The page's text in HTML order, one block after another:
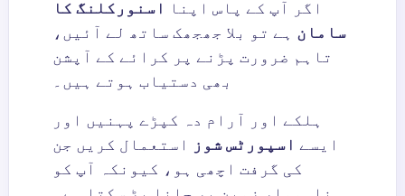
اگر آپ کے پاس اپنا
اسنورکلنگ کا
سامان ہے تو بلا جھجھک ساتھ لے آئیں،
تاہم ضرورت پڑنے پر کرائے کے آپشن
بھی دستیاب ہوتے ہیں۔
ہلکے اور آرام دہ کپڑے پہنیں اور
ایسے اسپورٹس شوز
استعمال کریں جن
کی گرفت اچھی ہو، کیونکہ آپ کو